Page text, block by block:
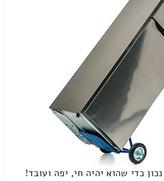
כדי שהוא יהיה חי, יפה ועובד!